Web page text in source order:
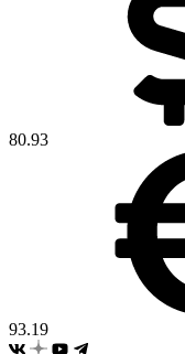
80.93
93.19